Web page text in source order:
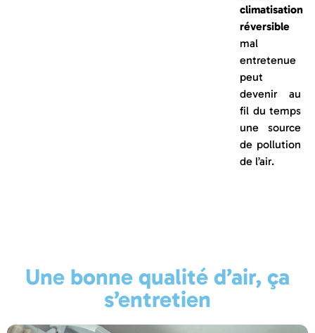
climatisation
réversible
mal
entretenue
peut
devenir au
fil du temps
une source
de pollution
de l’air.
Une bonne qualité d’air, ça
s’entretien